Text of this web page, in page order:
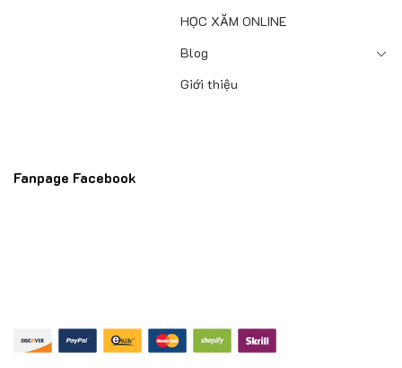
HỌC XĂM ONLINE
Blog
Giới thiệu
Fanpage Facebook